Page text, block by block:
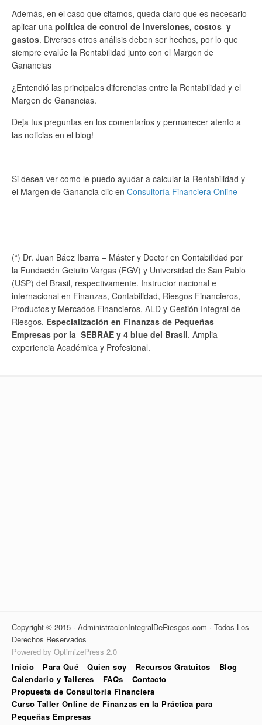
Además, en el caso que citamos, queda claro que es necesario
aplicar una política de control de inversiones, costos y
gastos. Diversos otros análisis deben ser hechos, por lo que
siempre evalúe la Rentabilidad junto con el Margen de
Ganancias
¿Entendió las principales diferencias entre la Rentabilidad y el
Margen de Ganancias.
Deja tus preguntas en los comentarios y permanecer atento a
las noticias en el blog!
Si desea ver como le puedo ayudar a calcular la Rentabilidad y
el Margen de Ganancia clic en Consultoría Financiera Online
(*) Dr. Juan Báez Ibarra – Máster y Doctor en Contabilidad por
la Fundación Getulio Vargas (FGV) y Universidad de San Pablo
(USP) del Brasil, respectivamente. Instructor nacional e
internacional en Finanzas, Contabilidad, Riesgos Financieros,
Productos y Mercados Financieros, ALD y Gestión Integral de
Riesgos. Especialización en Finanzas de Pequeñas
Empresas por la SEBRAE y 4 blue del Brasil. Amplia
experiencia Académica y Profesional.
Copyright © 2015 · AdministracionIntegralDeRiesgos.com · Todos Los
Derechos Reservados
Powered by OptimizePress 2.0
Inicio
Para Qué Quien soy Recursos Gratuitos
Blog
Calendario y Talleres
FAQs
Contacto
Propuesta de Consultoría Financiera
Curso Taller Online de Finanzas en la Práctica para
Pequeñas Empresas